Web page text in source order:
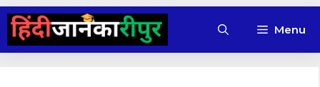
Skip
content
Menu